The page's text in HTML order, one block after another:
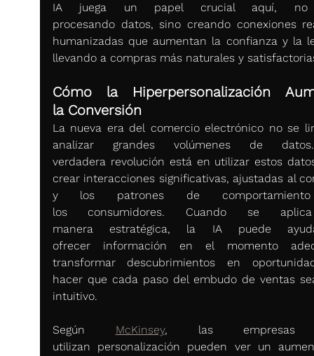
IA juega un papel crucial aquí, no
procesando datos, sino creando conexiones
humanizadas que aumentan la confianza y la
llevando a compras más naturales y
Cómo la Hiperpersonalización
la Conversión
La nueva era del comercio electrónico no se
analizar grandes volúmenes de
verdadera revolución está en utilizar estos
crear interacciones significativas, ajustadas al
y los patrones de
los consumidores. Cuando se
manera estratégica, la IA puede
ofrecer información en el momento
transformar descubrimientos en
hacer que cada paso del embudo de ventas
intuitivo.
Según McKinsey, las empresas
utilizan personalización pueden ver un